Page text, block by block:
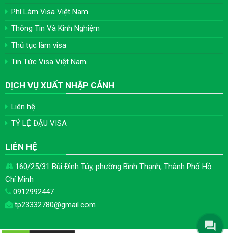
Phí Làm Visa Việt Nam
Thông Tin Và Kinh Nghiệm
Thủ tục làm visa
Tin Tức Visa Việt Nam
DỊCH VỤ XUẤT NHẬP CẢNH
Liên hệ
TỶ LỆ ĐẬU VISA
LIÊN HỆ
160/25/31 Bùi Đình Túy, phường Bình Thạnh, Thành Phố Hồ
Chí Minh
0912992447
tp23332780@gmail.com